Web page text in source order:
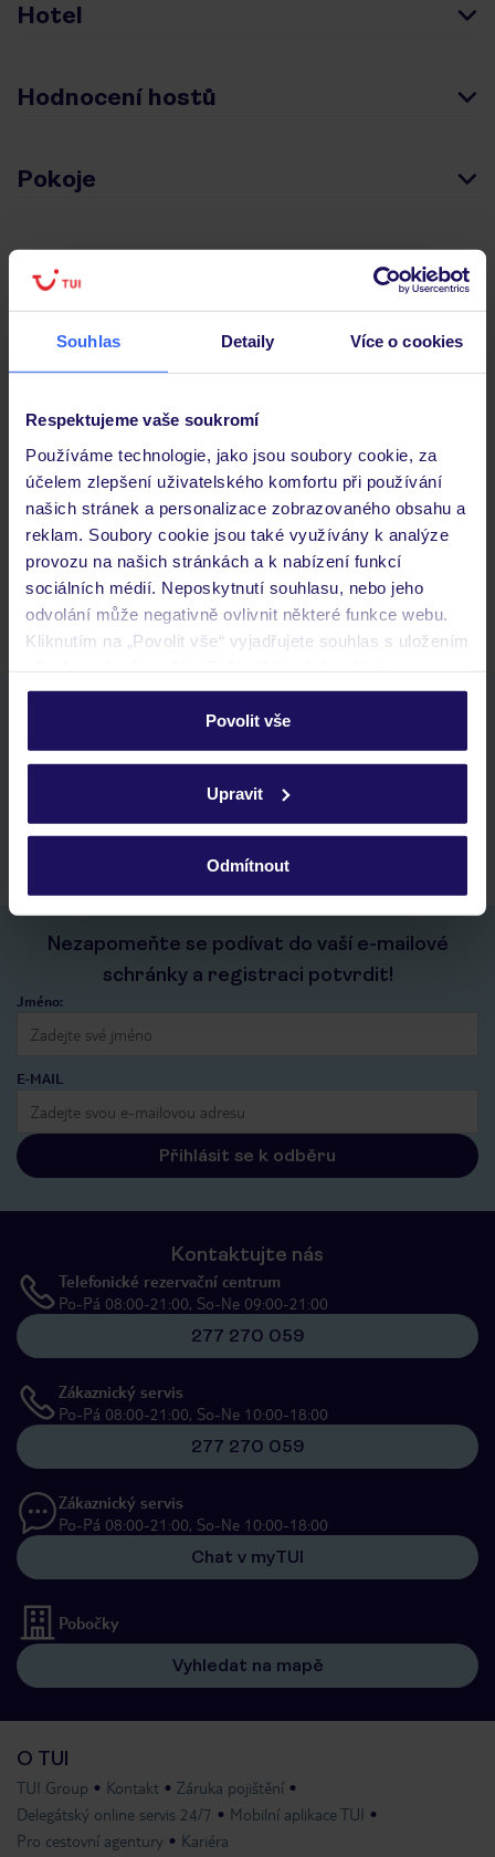
Souhlas Detaily Více o cookies
Respektujeme vaše soukromí
Používáme technologie, jako jsou soubory cookie, za
účelem zlepšení uživatelského komfortu při používání
našich stránek a personalizace zobrazovaného obsahu a
reklam. Soubory cookie jsou také využívány k analýze
provozu na našich stránkách a k nabízení funkcí
sociálních médií. Neposkytnutí souhlasu, nebo jeho
odvolání může negativně ovlivnit některé funkce webu.
Kliknutím na „Povolit vše“ vyjadřujete souhlas s uložením
personalizovat v sekci „Personalizace“.
Podrobné informace o souborech cookie naleznete v
ochrany osobních údajů.
Povolit vše
Upravit
Odmítnout
Hotel
Hodnocení hostů
Pokoje
Důležité informace
Jaké doklady jsou potřebné při cestování?
Budeme ubytováni ihned po příjezdu do hotelu?
Kam jít po přistání a vyzvednutí zavazadel?
Zobrazit další
Stáhněte si bezplatnou aplikaci TUI
seznam oblíbených nabídek a možnost jejich sdílení
historie vyhledávání a naposledy zobrazené nabídky
kontakt s TUI a všechny informace o tvé rezervaci v myTUI
Nezapomeňte se podívat do vaší e-mailové
schránky a registraci potvrdit!
Jméno:
E-MAIL
Přihlásit se k odběru
Kontaktujte nás
Telefonické rezervační centrum
Po-Pá 08:00-21:00, So-Ne 09:00-21:00
277 270 059
Zákaznický servis
Po-Pá 08:00-21:00, So-Ne 10:00-18:00
277 270 059
Zákaznický servis
Po-Pá 08:00-21:00, So-Ne 10:00-18:00
Chat v myTUI
Pobočky
Vyhledat na mapě
O TUI
TUI Group Kontakt
Záruka pojištění
Delegátský online servis 24/7
Mobilní aplikace TUI
Pro cestovní agentury
Kariéra